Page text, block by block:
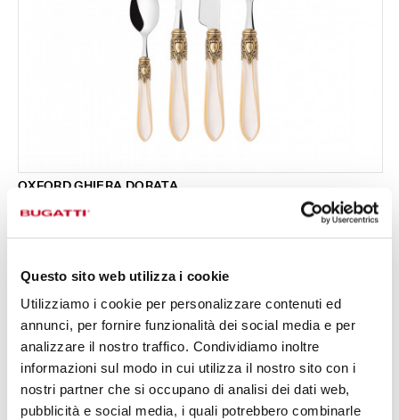
Questo sito web utilizza i cookie
Utilizziamo i cookie per personalizzare contenuti ed
annunci, per fornire funzionalità dei social media e per
analizzare il nostro traffico. Condividiamo inoltre
informazioni sul modo in cui utilizza il nostro sito con i
nostri partner che si occupano di analisi dei dati web,
pubblicità e social media, i quali potrebbero combinarle
OXFORD GHIERA DORATA
333,00 €
24 PEZZI PER 6 PERSONE